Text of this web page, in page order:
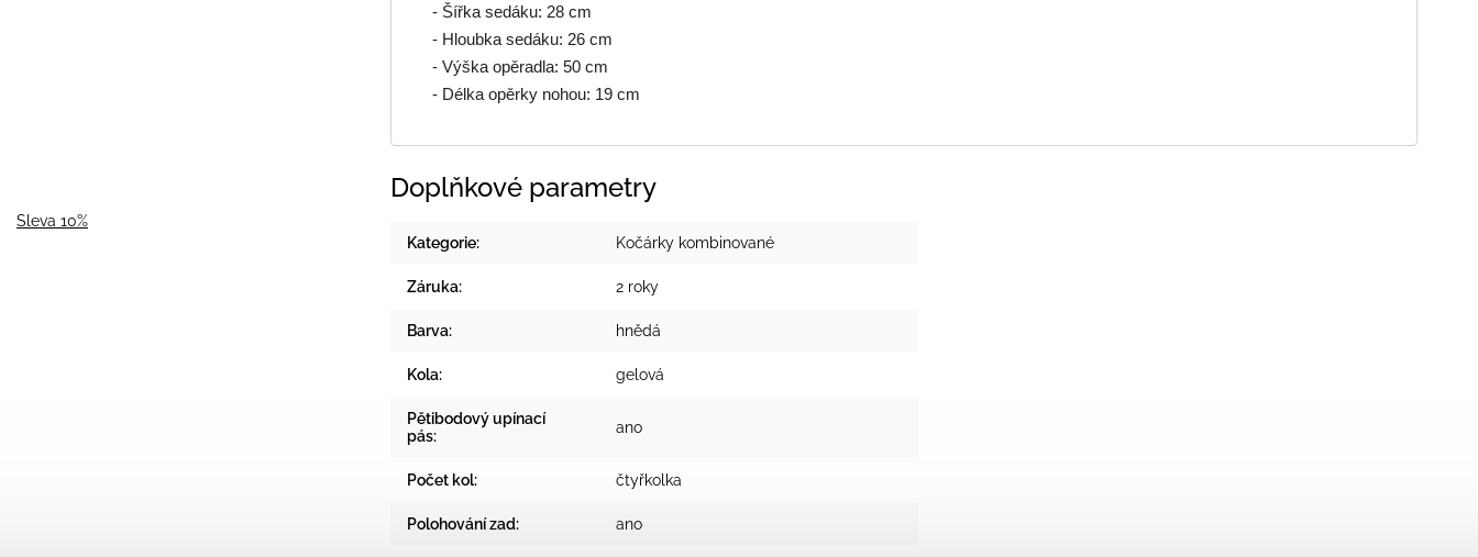
Sleva 10%
- Šířka sedáku: 28 cm
- Hloubka sedáku: 26 cm
- Výška opěradla: 50 cm
- Délka opěrky nohou: 19 cm
Doplňkové parametry
Kategorie: Kočárky kombinované
Záruka: 2 roky
Barva: hnědá
Kola: gelová
Pětibodový upínací
pás: ano
Počet kol: čtyřkolka
Polohování zad: ano